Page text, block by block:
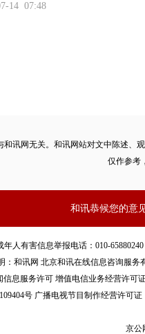
14 07:48
和讯网无关。和讯网站对文中陈述
仅作参考
和讯恭候您的意
人有害信息举报电话：010-
：和讯网 北京和讯在线信息咨询服
信息服务许可 增值电信业务经营许可
号 广播电视节目制作经营许可证
京公